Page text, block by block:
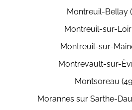
Montreuil-Bellay
Montreuil-sur-Loir
Montreuil-sur-
Montrevault-sur-
Montsoreau
Morannes sur Sarthe-